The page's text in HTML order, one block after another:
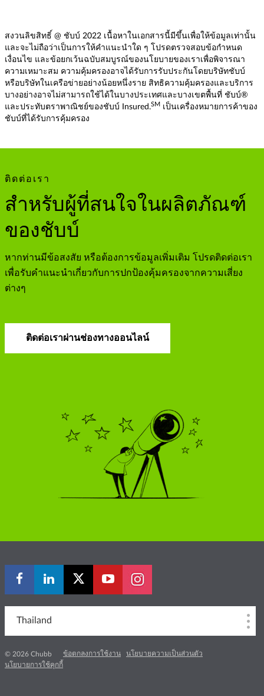
สงวนลิขสิทธิ์ @ ชับบ์ 2022 เนื้อหาในเอกสารนี้มีขึ้นเพื่อให้ข้อมูลเท่านั้น
และจะไม่ถือว่าเป็นการให้คำแนะนำใด ๆ โปรดตรวจสอบข้อกำหนด
เงื่อนไข และข้อยกเว้นฉบับสมบูรณ์ของนโยบายของเราเพื่อพิจารณา
ความเหมาะสม ความคุ้มครองอาจได้รับการรับประกันโดยบริษัทชับบ์
หรือบริษัทในเครือข่ายอย่างน้อยหนึ่งราย สิทธิความคุ้มครองและบริการ
บางอย่างอาจไม่สามารถใช้ได้ในบางประเทศและบางเขตพื้นที่ ชับบ์®
และประทับตราพาณิชย์ของชับบ์ Insured.SM เป็นเครื่องหมายการค้าของ
ชับบ์ที่ได้รับการคุ้มครอง
ติดต่อเรา
สำหรับผู้ที่สนใจในผลิตภัณฑ์
ของชับบ์
หากท่านมีข้อสงสัย หรือต้องการข้อมูลเพิ่มเติม โปรดติดต่อเรา
เพื่อรับคำแนะนำเกี่ยวกับการปกป้องคุ้มครองจากความเสี่ยง
ต่างๆ
ติดต่อเราผ่านช่องทางออนไลน์
Thailand
© 2026 Chubb ข้อตกลงการใช้งาน
นโยบายความเป็นส่วนตัว
นโยบายการใช้คุกกี้